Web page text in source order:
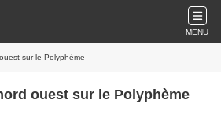
MENU
sur le Polyphème
ouest sur le Polyphème